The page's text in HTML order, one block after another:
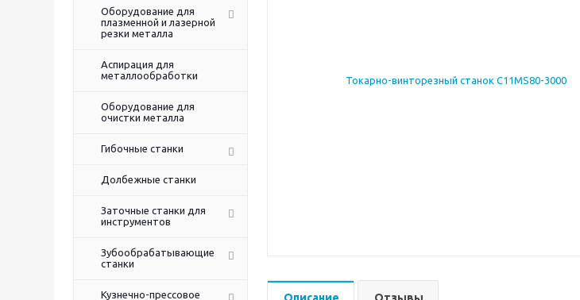
Оборудование для
плазменной и лазерной
резки металла
Аспирация для
металлообработки
Оборудование для
очистки металла
Гибочные станки
Долбежные станки
Заточные станки для
инструментов
Зубообрабатывающие
станки
Кузнечно-прессовое